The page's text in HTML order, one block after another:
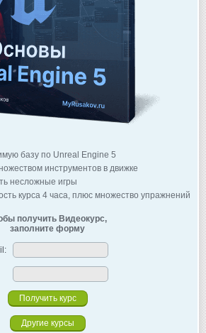
базу по Unreal Engine 5
инструментов в движке
несложные игры
курса 4 часа, плюс множество упражнений
получить Видеокурс,
заполните форму
Другие курсы